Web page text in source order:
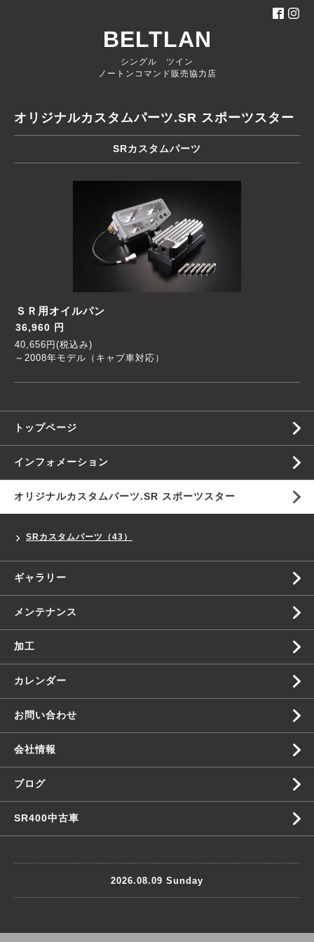
BELTLAN
シングル ツイン
ノートンコマンド販売協力店
オリジナルカスタムパーツ.SR スポーツスター
SRカスタムパーツ
ＳＲ用オイルパン
36,960 円
40,656円(税込み)
～2008年モデル（キャブ車対応）
トップページ
インフォメーション
オリジナルカスタムパーツ.SR スポーツスター
SRカスタムパーツ（43）
ギャラリー
メンテナンス
加工
カレンダー
お問い合わせ
会社情報
ブログ
SR400中古車
2026.08.09 Sunday